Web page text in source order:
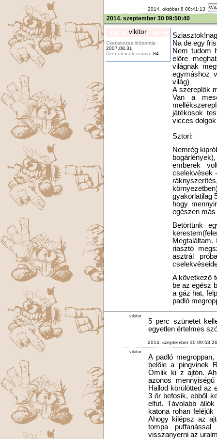
2014. október 8 08:41:13
2014. szeptember 30 09:50:40
vikitor
Csatlakozás időpontja:
2007.08.31
Üzeneteinek száma: 84
Na de egy
Nem tudom
előre
világnak
egymáshoz
világ)
A szereplők
Van a
játékosok
vicces
Sztori:
Nemrég
emberek
cselekvések
gyakorlatilag
hogy
egészen más
Betörtünk
riasztó
asztrál
A következő
be az egész
a gáz hat,
padló
vikitor
5 perc szünetet
egyetlen értelmes
2014. szeptember 30 09:53:26
vikitor
A padló
belőle a pingvinek
Ömlik ki z ajtón.
azonos
Hallod körülötted az
3 őr befosik, ebből
elfut. Távolabb
katona rohan
Ahogy kilépsz az
tompa
visszanyerni az